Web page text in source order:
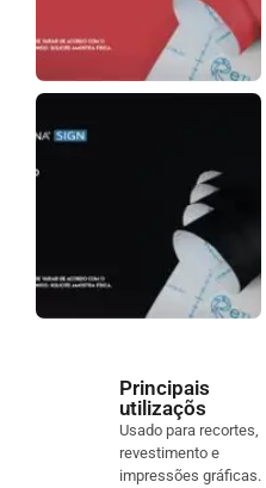
Principais
utilizaçõs
Usado para recortes,
revestimento e
impressões gráficas.